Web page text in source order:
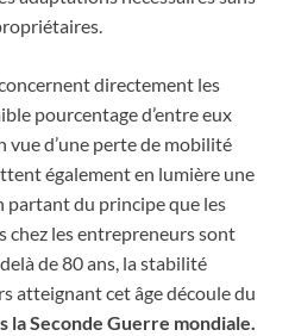
directement les
pourcentage d’entre eux
d’une perte de mobilité
également en lumière une
partant du principe que les
chez les entrepreneurs sont
de 80 ans, la stabilité
atteignant cet âge découle du
la Seconde Guerre mondiale.